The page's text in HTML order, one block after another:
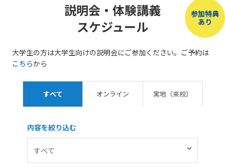
参加特典
あり
説明会・体験講義
スケジュール
大学生の方は大学生向けの説明会にご参加ください。ご予約は
こちらから
すべて オンライン 実地（来校）
内容を絞り込む